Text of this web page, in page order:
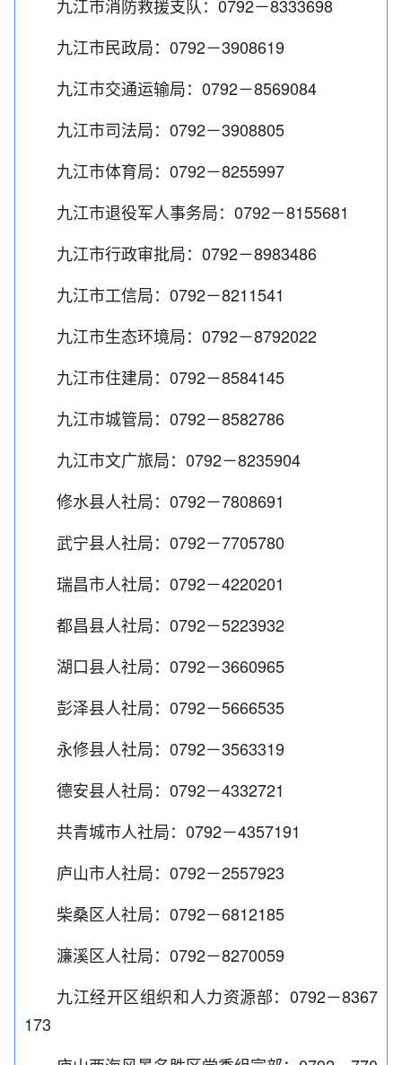
九江市消防救援支队：0792－8333698
九江市民政局：0792－3908619
九江市交通运输局：0792－8569084
九江市司法局：0792－3908805
九江市体育局：0792－8255997
九江市退役军人事务局：0792－8155681
九江市行政审批局：0792－8983486
九江市工信局：0792－8211541
九江市生态环境局：0792－8792022
九江市住建局：0792－8584145
九江市城管局：0792－8582786
九江市文广旅局：0792－8235904
修水县人社局：0792－7808691
武宁县人社局：0792－7705780
瑞昌市人社局：0792－4220201
都昌县人社局：0792－5223932
湖口县人社局：0792－3660965
彭泽县人社局：0792－5666535
永修县人社局：0792－3563319
德安县人社局：0792－4332721
共青城市人社局：0792－4357191
庐山市人社局：0792－2557923
柴桑区人社局：0792－6812185
濂溪区人社局：0792－8270059
九江经开区组织和人力资源部：0792－8367
173